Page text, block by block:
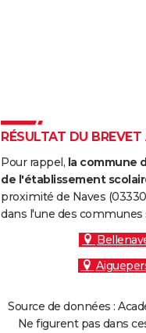
RÉSULTAT DU
Pour rappel, la commune
de l'établissement
proximité de Naves
dans l'une des communes
Source de données :
Ne figurent pas dans